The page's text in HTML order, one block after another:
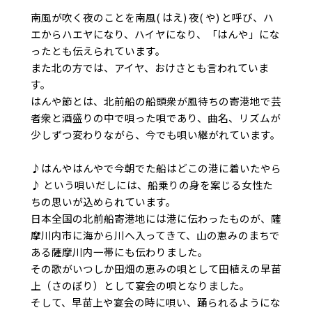
南風が吹く夜のことを南風( はえ) 夜( や) と呼び、ハ
エからハエヤになり、ハイヤになり、「はんや」にな
ったとも伝えられています。
また北の方では、アイヤ、おけさとも言われていま
す。
はんや節とは、北前船の船頭衆が風待ちの寄港地で芸
者衆と酒盛りの中で唄った唄であり、曲名、リズムが
少しずつ変わりながら、今でも唄い継がれています。
♪はんやはんやで今朝でた船はどこの港に着いたやら
♪ という唄いだしには、船乗りの身を案じる女性た
ちの思いが込められています。
日本全国の北前船寄港地には港に伝わったものが、薩
摩川内市に海から川へ入ってきて、山の恵みのまちで
ある薩摩川内一帯にも伝わりました。
その歌がいつしか田畑の恵みの唄として田植えの早苗
上（さのぼり）として宴会の唄となりました。
そして、早苗上や宴会の時に唄い、踊られるようにな